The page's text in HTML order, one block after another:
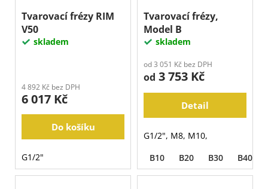
Tvarovací frézy RIM
V50
skladem
4 892 Kč bez DPH
6 017 Kč
Do košíku
G1/2"
Tvarovací frézy,
Model B
skladem
od 3 051 Kč bez DPH
od 3 753 Kč
Detail
G1/2", M8, M10,
B10
B20 B30 B40